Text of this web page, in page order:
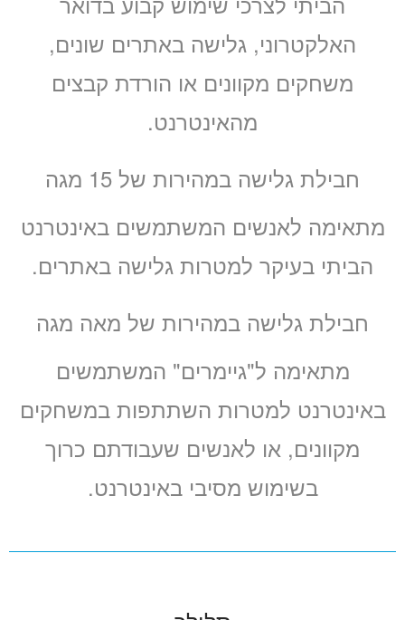
האלקטרוני, גלישה באתרים שונים,
משחקים מקוונים או הורדת קבצים
מהאינטרנט.
חבילת גלישה במהירות של 15 מגה
מתאימה לאנשים המשתמשים באינטרנט
הביתי בעיקר למטרות גלישה באתרים.
חבילת גלישה במהירות של מאה מגה
מתאימה ל"גיימרים" המשתמשים
באינטרנט למטרות השתתפות במשחקים
מקוונים, או לאנשים שעבודתם כרוך
בשימוש מסיבי באינטרנט.